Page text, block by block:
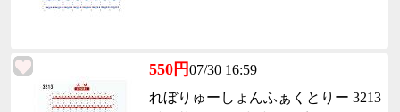
550円07/30 16:59
れぼりゅーしょんふぁくとりー 3213